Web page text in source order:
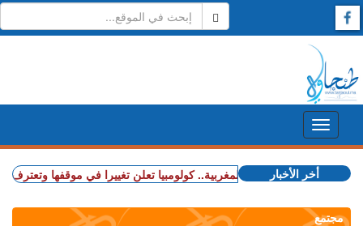
+ قضية الصحراء المغربية.. كولومبيا تعلن تغييرا في موقفها وتعترف
أخر الأخبار
مجتمع